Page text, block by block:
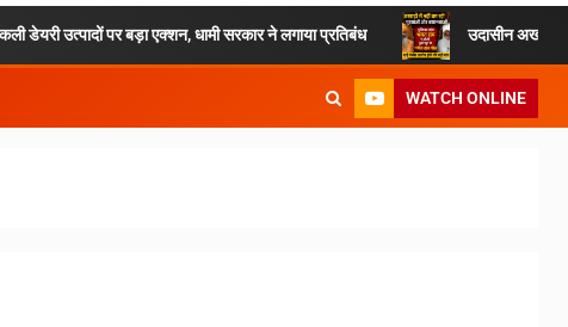
डेयरी उत्पादों पर बड़ा एक्शन, धामी सरकार ने लगाया प्रतिबंध उदासीन अखाड़ा
WATCH ONLINE